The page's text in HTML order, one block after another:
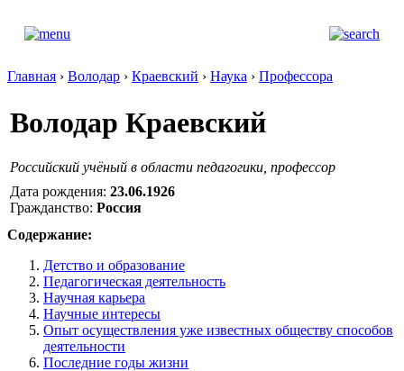
Главная › Володар › Краевский › Наука › Профессора
Володар Краевский
Российский учёный в области педагогики, профессор
Дата рождения: 23.06.1926
Гражданство: Россия
Содержание:
Детство и образование
Педагогическая деятельность
Научная карьера
Научные интересы
Опыт осуществления уже известных обществу способов
деятельности
Последние годы жизни